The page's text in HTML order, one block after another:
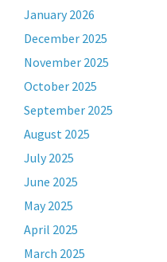
January 2026
December 2025
November 2025
October 2025
September 2025
August 2025
July 2025
June 2025
May 2025
April 2025
March 2025